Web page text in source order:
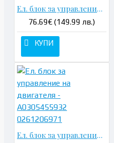
Ел. блок за управление на ESP - A0315450932
76.69€ (149.99 лв.)
КУПИ
Ел. блок за управление на двигателя - A0305455932 0261206971